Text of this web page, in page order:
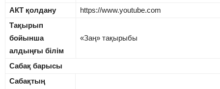
АКТ қолдану
https://www.youtube.com
Тақырып
бойынша
алдыңғы білім
«Заң» тақырыбы
Сабақ барысы
Сабақтың